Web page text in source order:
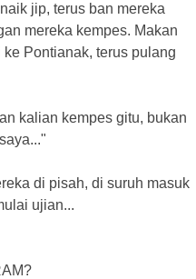
jip, terus ban mereka
mereka kempes. Makan
Pontianak, terus pulang
kalian kempes gitu, bukan
di pisah, di suruh masuk
ujian...